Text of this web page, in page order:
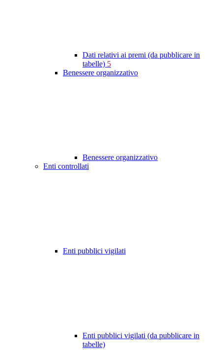
Dati relativi ai premi (da pubblicare in
tabelle) 5
Benessere organizzativo
Benessere organizzativo
Enti controllati
Enti pubblici vigilati
Enti pubblici vigilati (da pubblicare in
tabelle)